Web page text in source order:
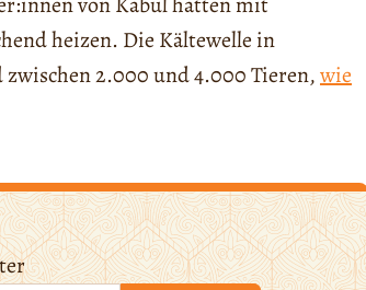
heizen. Die Kältewelle in
zwischen 2.000 und 4.000 Tieren,wie